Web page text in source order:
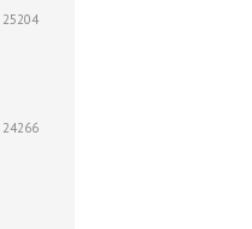
25204
24266